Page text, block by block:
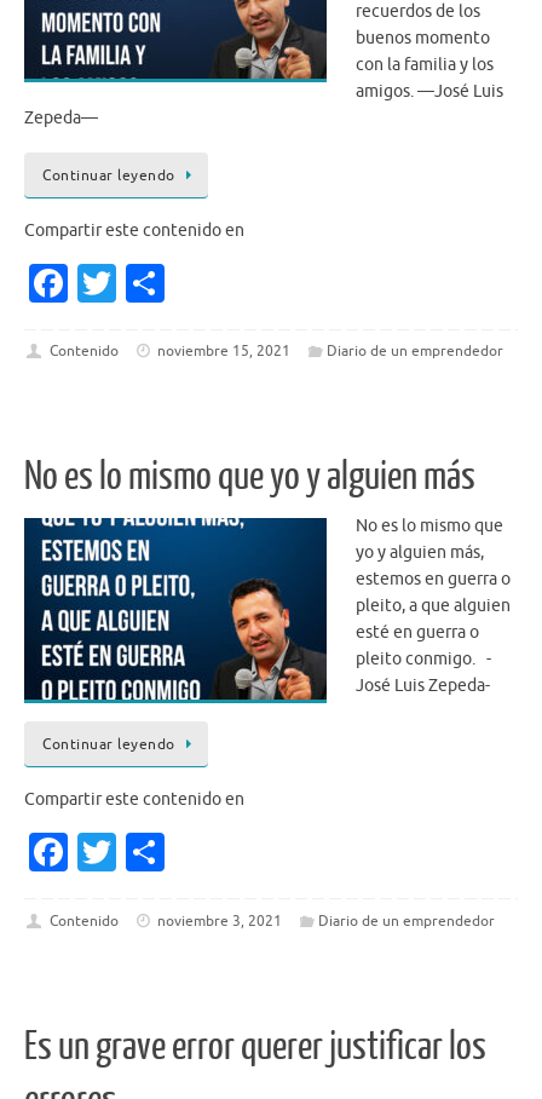
recuerdos de los
buenos momento
con la familia y los
amigos. —José Luis
Zepeda—
Continuar leyendo
Compartir este contenido en
Fa
e
o
k
T
it ar
Contenido noviembre 15, 2021 Diario de un emprendedor
No es lo mismo que yo y alguien más
No es lo mismo que
yo y alguien más,
estemos en guerra o
pleito, a que alguien
esté en guerra o
pleito conmigo. -
José Luis Zepeda-
Continuar leyendo
Compartir este contenido en
Fa
e
o
k
T
it ar
Contenido noviembre 3, 2021 Diario de un emprendedor
Es un grave error querer justificar los